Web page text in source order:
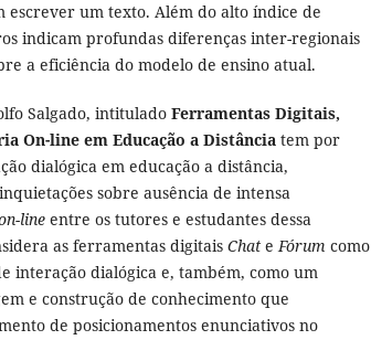
escrever um texto. Além do alto índice de
indicam profundas diferenças inter-regionais
a eficiência do modelo de ensino atual.
Salgado, intitulado Ferramentas Digitais,
On-line em Educação a Distância tem por
dialógica em educação a distância,
sobre ausência de intensa
line entre os tutores e estudantes dessa
as ferramentas digitais Chat eFórum como
interação dialógica e, também, como um
e construção de conhecimento que
de posicionamentos enunciativos no